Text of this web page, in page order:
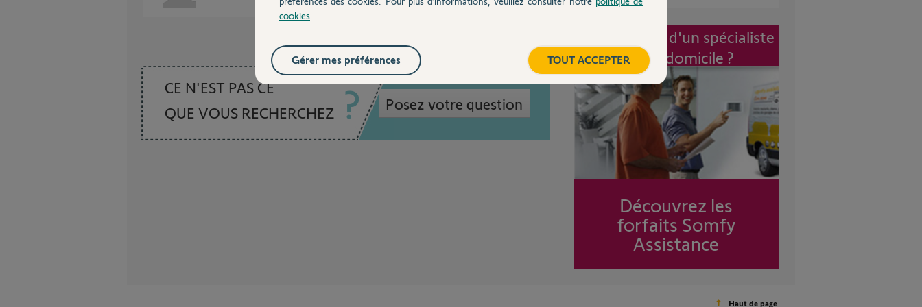
CE N'EST PAS CE
QUE VOUS RECHERCHEZ
Posez votre question
Intervention d'un spécialiste
à mon domicile ?
Découvrez les
forfaits Somfy
Assistance
Haut de page
cookies
TOUT ACCEPTER
Gérer mes préférences